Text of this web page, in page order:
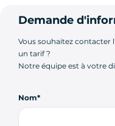
Demande
Vous souhaitez contacter
un tarif ?
Notre équipe est à votre
Nom